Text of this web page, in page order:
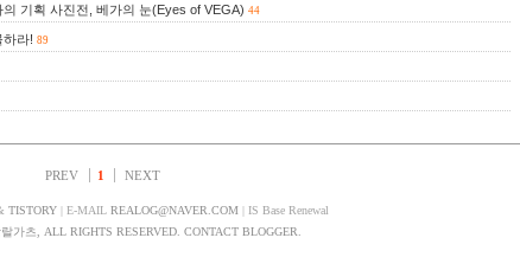
기획 사진전, 베가의 눈(Eyes of VEGA) 44
하라! 89
PREV 1 NEXT
TISTORY | E-MAIL REALOG@NAVER.COM | IS Base Renewal
가츠, ALL RIGHTS RESERVED. CONTACT BLOGGER.